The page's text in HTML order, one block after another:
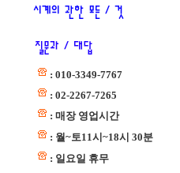
: 010-3349-7767
: 02-2267-7265
: 매장 영업시간
: 월~토11시~18시 30분
: 일요일 휴무